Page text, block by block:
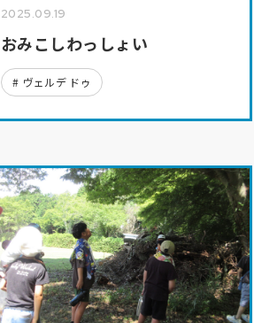
2025.09.19
おみこしわっしょい
ヴェルデ ドゥ